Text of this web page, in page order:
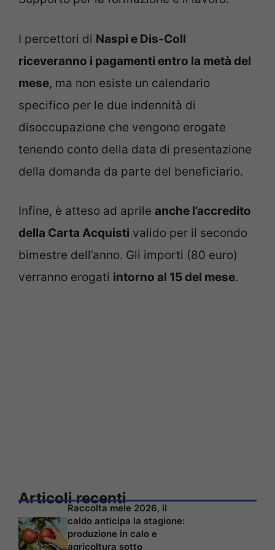
I percettori di Naspi e Dis-Coll
riceveranno i pagamenti entro la metà del
mese, ma non esiste un calendario
specifico per le due indennità di
disoccupazione che vengono erogate
tenendo conto della data di presentazione
della domanda da parte del beneficiario.
Infine, è atteso ad aprile anche l’accredito
della Carta Acquisti valido per il secondo
bimestre dell’anno. Gli importi (80 euro)
verranno erogati intorno al 15 del mese.
Articoli recenti
Raccolta mele 2026, il
caldo anticipa la stagione:
produzione in calo e
agricoltura sotto